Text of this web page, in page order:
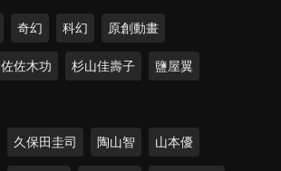
奇幻 科幻 原創動畫
佐佐木功 杉山佳壽子 鹽屋翼
久保田圭司 陶山智 山本優